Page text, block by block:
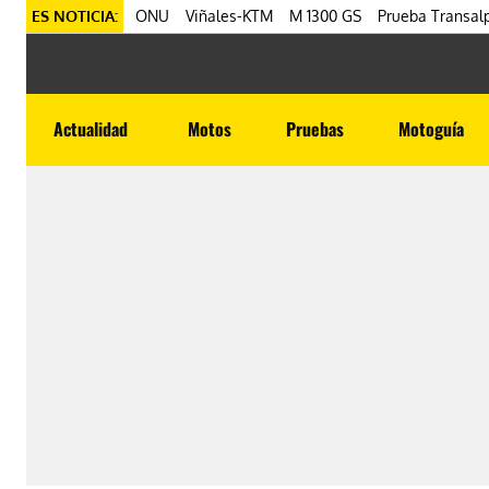
ES NOTICIA: ONU Viñales-KTM M 1300 GS Prueba
Actualidad Motos Pruebas Motoguía